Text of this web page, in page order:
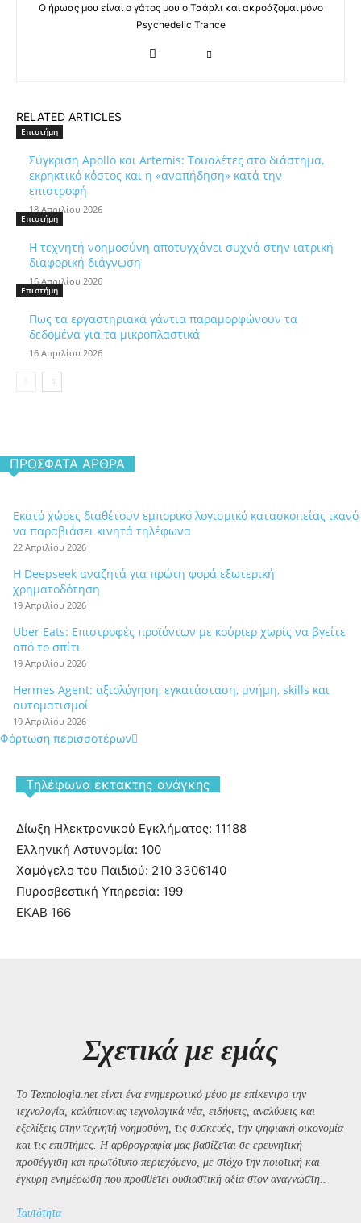
Ο ήρωας μου είναι ο γάτος μου ο Τσάρλι και ακροάζομαι μόνο
Psychedelic Trance
RELATED ARTICLES
Επιστήμη
Σύγκριση Apollo και Artemis: Τουαλέτες στο διάστημα,
εκρηκτικό κόστος και η «αναπήδηση» κατά την
επιστροφή
18 Απριλίου 2026
Επιστήμη
Η τεχνητή νοημοσύνη αποτυγχάνει συχνά στην ιατρική
διαφορική διάγνωση
16 Απριλίου 2026
Επιστήμη
Πως τα εργαστηριακά γάντια παραμορφώνουν τα
δεδομένα για τα μικροπλαστικά
16 Απριλίου 2026
ΠΡΌΣΦΑΤΑ ΆΡΘΡΑ
Εκατό χώρες διαθέτουν εμπορικό λογισμικό κατασκοπείας ικανό
να παραβιάσει κινητά τηλέφωνα
22 Απριλίου 2026
Η Deepseek αναζητά για πρώτη φορά εξωτερική
χρηματοδότηση
19 Απριλίου 2026
Uber Eats: Επιστροφές προϊόντων με κούριερ χωρίς να βγείτε
από το σπίτι
19 Απριλίου 2026
Hermes Agent: αξιολόγηση, εγκατάσταση, μνήμη, skills και
αυτοματισμοί
19 Απριλίου 2026
Φόρτωση περισσοτέρων
Tηλέφωνα έκτακτης ανάγκης
Δίωξη Ηλεκτρονικού Εγκλήματος: 11188
Ελληνική Αστυνομία: 100
Χαμόγελο του Παιδιού: 210 3306140
Πυροσβεστική Υπηρεσία: 199
ΕΚΑΒ 166
Σχετικά με εμάς
Το Texnologia.net είναι ένα ενημερωτικό μέσο με επίκεντρο την
τεχνολογία, καλύπτοντας τεχνολογικά νέα, ειδήσεις, αναλύσεις και
εξελίξεις στην τεχνητή νοημοσύνη, τις συσκευές, την ψηφιακή οικονομία
και τις επιστήμες. Η αρθρογραφία μας βασίζεται σε ερευνητική
προσέγγιση και πρωτότυπο περιεχόμενο, με στόχο την ποιοτική και
έγκυρη ενημέρωση που προσθέτει ουσιαστική αξία στον αναγνώστη..
Ταυτότητα